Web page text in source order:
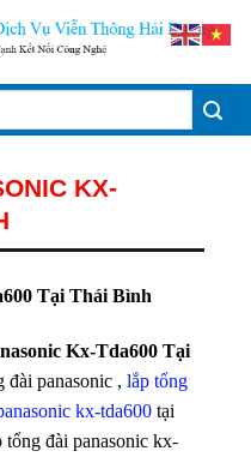
KX-
Tại Thái Bình
Kx-Tda600 Tại
đài panasonic , lắp tổng
kx-tda600 tại
đài panasonic kx-